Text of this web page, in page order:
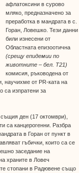
афлатоксини в сурово
мляко, предназначено за
преработка в мандрата в с.
Горан, Ловешко. Тези данни
били изнесени от
Областната епизоотична
(срещу епидемии по
животните – бел. Т21)
комисия, ръководена от
научихме от PR-ката на
са изпратени за
ден (17 октомври),
са канцерогенни. Разбра
в Горан от пункт в
гъбички, които са се
заседание на
храните в Ловеч
стопани в Радювене също